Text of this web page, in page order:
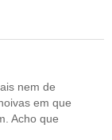
nem de
em que
Acho que